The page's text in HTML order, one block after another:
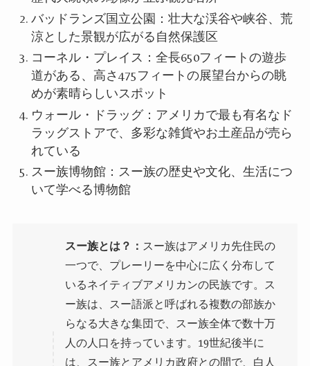
バッドランズ国立公園：壮大な渓谷や峡谷、荒
涼とした景観が広がる自然保護区
コーネル・プレイス：全長650フィートの遊歩
道がある、高さ475フィートの展望台からの眺
めが素晴らしいスポット
ウォール・ドラッグ：アメリカで最も有名なド
ラッグストアで、多彩な雑貨やお土産品が売ら
れている
スー族博物館：スー族の歴史や文化、生活につ
いて学べる博物館
スー族とは？： スー族はアメリカ先住民の
一つで、プレーリーを中心に広く分布して
いるネイティブアメリカンの民族です。ス
ー族は、スー語派と呼ばれる複数の部族か
らなる大きな集団で、スー族全体で数十万
人の人口を持っています。19世紀後半に
は、スー族とアメリカ政府との間で、白人